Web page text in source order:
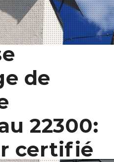
de
22300:
certifié